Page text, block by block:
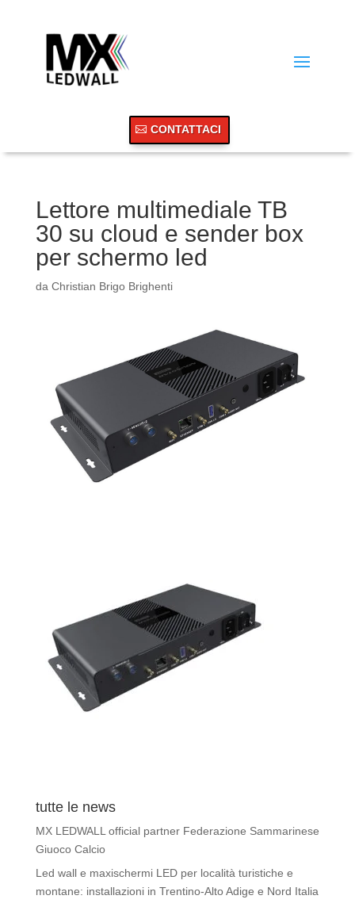
CONTATTACI
Lettore multimediale TB
30 su cloud e sender box
per schermo led
da Christian Brigo Brighenti
tutte le news
MX LEDWALL official partner Federazione Sammarinese
Giuoco Calcio
Led wall e maxischermi LED per località turistiche e
montane: installazioni in Trentino-Alto Adige e Nord Italia